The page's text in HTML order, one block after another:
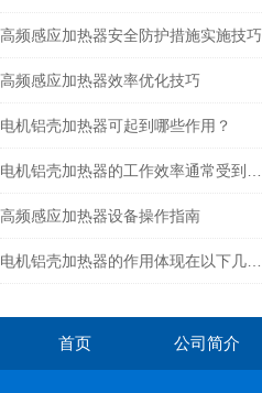
高频感应加热器安全防护措施实施技巧
高频感应加热器效率优化技巧
电机铝壳加热器可起到哪些作用？
高频感应加热器设备操作指南
首页 公司简介